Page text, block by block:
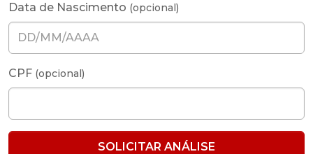
Data de Nascimento (opcional)
CPF (opcional)
SOLICITAR ANÁLISE